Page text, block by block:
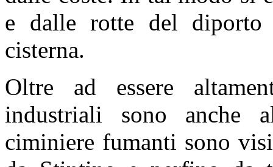
e dalle rotte del
cisterna.
Oltre ad essere
industriali sono anche
ciminiere fumanti sono